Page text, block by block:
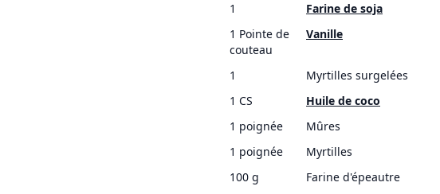
1
Farine de soja
1 Pointe de
couteau
Vanille
1
Myrtilles surgelées
1 CS
Huile de coco
1 poignée
Mûres
1 poignée
Myrtilles
100 g
Farine d'épeautre